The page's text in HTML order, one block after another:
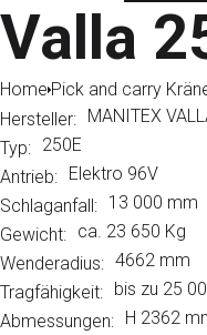
Valla
Home Pick and carry
Hersteller: MANITEX
Typ: 250E
Antrieb: Elektro 96V
Schlaganfall: 13 000 mm
Gewicht: ca. 23 650 Kg
Wenderadius: 4662 mm
Tragfähigkeit: bis zu 25
Abmessungen: H 2362